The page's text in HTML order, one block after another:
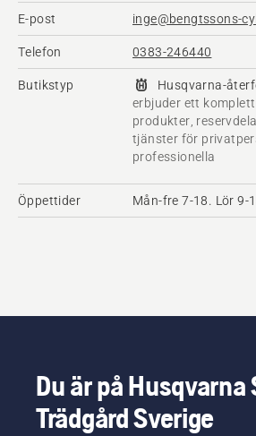
E-post inge@bengtssons-
Telefon 0383-246440
Butikstyp
Husqvarna-
erbjuder ett
produkter,
tjänster för
professionella
Öppettider Mån-fre 7-18. Lör 9-
Du är på Husqvarna
Trädgård Sverige